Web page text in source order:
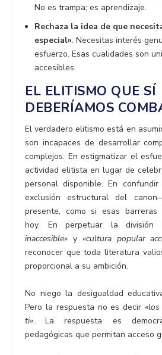
No es trampa; es aprendizaje.
Rechaza la idea de que
especial». Necesitas interés
esfuerzo. Esas cualidades son
accesibles.
EL ELITISMO QUE SÍ
DEBERÍAMOS
El verdadero elitismo está en
son incapaces de desarrollar
complejos. En estigmatizar el
actividad elitista en lugar de
personal disponible. En
exclusión estructural del
presente, como si esas barreras
hoy. En perpetuar la división
inaccesible»y «cultura popular
reconocer que toda literatura
proporcional a su ambición.
No niego la desigualdad
Pero la respuesta no es decir «los
ti». La respuesta es
pedagógicas que permitan acceso